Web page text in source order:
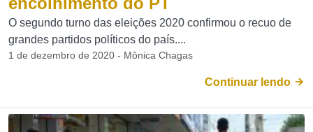
O segundo turno das eleições 2020 confirmou o recuo de
grandes partidos políticos do país....
1 de dezembro de 2020 - Mônica Chagas
Continuar lendo